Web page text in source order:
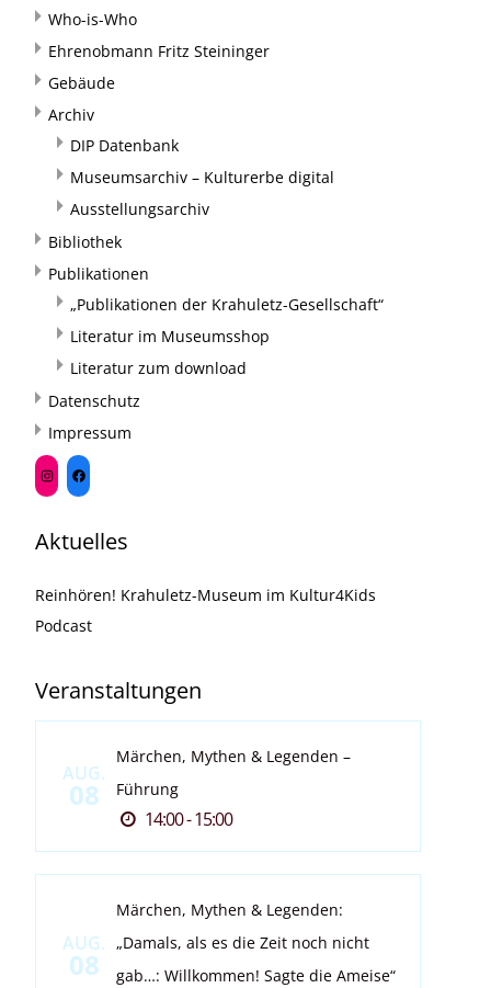
Who-is-Who
Ehrenobmann Fritz Steininger
Gebäude
Archiv
DIP Datenbank
Museumsarchiv – Kulturerbe digital
Ausstellungsarchiv
Bibliothek
Publikationen
„Publikationen der Krahuletz-Gesellschaft“
Literatur im Museumsshop
Literatur zum download
Datenschutz
Impressum
Aktuelles
Reinhören! Krahuletz-Museum im Kultur4Kids
Podcast
Veranstaltungen
AUG.
08
Märchen, Mythen & Legenden –
Führung
14:00 - 15:00
AUG.
08
Märchen, Mythen & Legenden:
„Damals, als es die Zeit noch nicht
gab…: Willkommen! Sagte die Ameise“